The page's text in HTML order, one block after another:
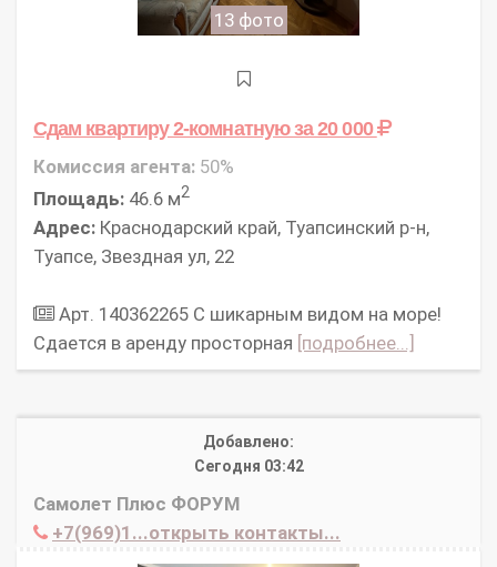
13 фото
Сдам квартиру 2-комнатнуюза 20 000
Комиссия агента: 50%
Площадь: 46.6 м2
Адрес: Краснодарский край, Туапсинский р-н,
Туапсе, Звездная ул, 22
Арт. 140362265 С шикарным видом на море!
Сдается в аренду просторная [подробнее...]
Добавлено:
Сегодня 03:42
Самолет Плюс ФОРУМ
+7(969)1...открыть контакты...